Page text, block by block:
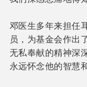
邓医生多年来担任
员，为基金会作出
无私奉献的精神深
永远怀念他的智慧